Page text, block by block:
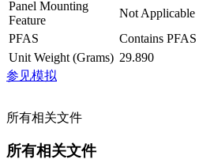
Panel Mounting
Feature
Not Applicable
PFAS
Contains PFAS
Unit Weight (Grams) 29.890
参见模拟
所有相关文件
所有相关文件